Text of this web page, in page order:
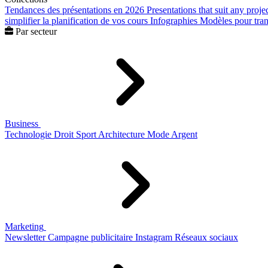
Tendances des présentations en 2026 Presentations that suit any
simplifier la planification de vos cours Infographies Modèles pour
Par secteur
Business
Technologie Droit Sport Architecture Mode Argent
Marketing
Newsletter Campagne publicitaire Instagram Réseaux sociaux